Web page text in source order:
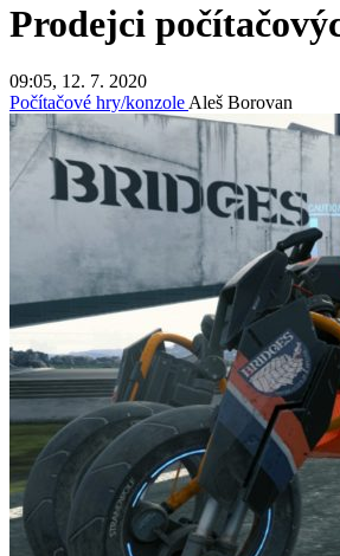
Prodejci
09:05, 12. 7. 2020
Počítačové hry/konzoleAleš Borovan